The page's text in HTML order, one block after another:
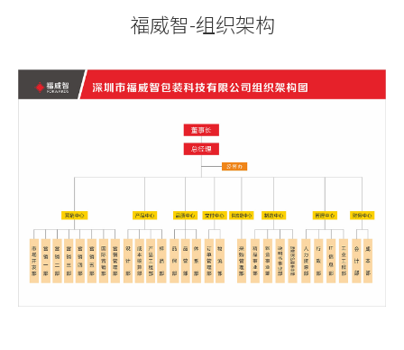
福威智-组织架构